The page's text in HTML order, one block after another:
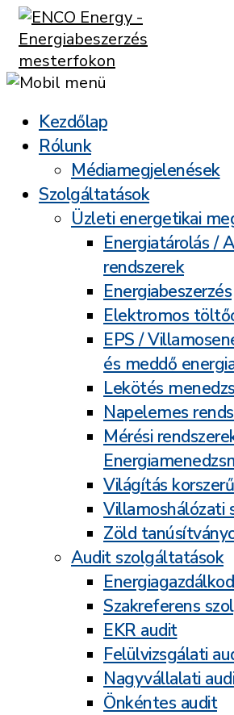
Kezdőlap
Rólunk
Médiamegjelenések
Szolgáltatások
Üzleti energetikai
Energiatárolás /
rendszerek
Energiabeszerzés
Elektromos
EPS /
és meddő
Lekötés
Napelemes
Mérési
Világítás
Villamoshálózati
Zöld
Audit szolgáltatások
Szakreferens
EKR audit
Felülvizsgálati
Nagyvállalati
Önkéntes audit